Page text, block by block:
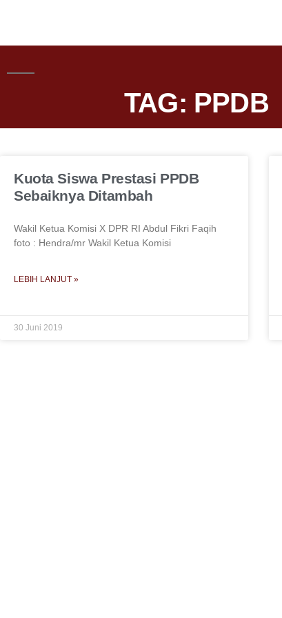
TAG: PPDB
Kuota Siswa Prestasi PPDB
Sebaiknya Ditambah
Wakil Ketua Komisi X DPR RI Abdul Fikri Faqih
foto : Hendra/mr Wakil Ketua Komisi
LEBIH LANJUT »
30 Juni 2019